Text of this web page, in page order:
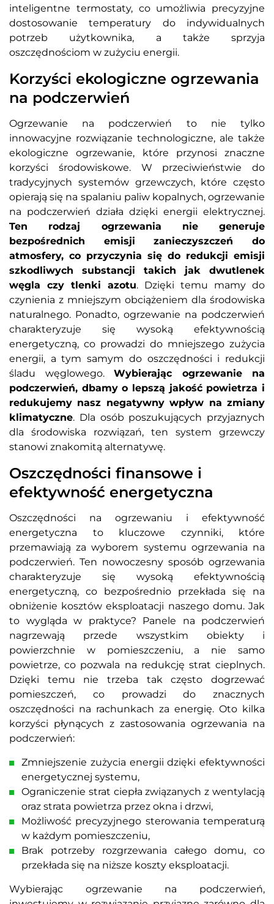
inteligentne termostaty, co umożliwia precyzyjne
dostosowanie temperatury do indywidualnych
potrzeb użytkownika, a także sprzyja
oszczędnościom w zużyciu energii.
Korzyści ekologiczne ogrzewania
na podczerwień
Ogrzewanie na podczerwień to nie tylko
innowacyjne rozwiązanie technologiczne, ale także
ekologiczne ogrzewanie, które przynosi znaczne
korzyści środowiskowe. W przeciwieństwie do
tradycyjnych systemów grzewczych, które często
opierają się na spalaniu paliw kopalnych, ogrzewanie
na podczerwień działa dzięki energii elektrycznej.
Ten rodzaj ogrzewania nie generuje
bezpośrednich emisji zanieczyszczeń do
atmosfery, co przyczynia się do redukcji emisji
szkodliwych substancji takich jak dwutlenek
węgla czy tlenki azotu. Dzięki temu mamy do
czynienia z mniejszym obciążeniem dla środowiska
naturalnego. Ponadto, ogrzewanie na podczerwień
charakteryzuje się wysoką efektywnością
energetyczną, co prowadzi do mniejszego zużycia
energii, a tym samym do oszczędności i redukcji
śladu węglowego. Wybierając ogrzewanie na
podczerwień, dbamy o lepszą jakość powietrza i
redukujemy nasz negatywny wpływ na zmiany
klimatyczne. Dla osób poszukujących przyjaznych
dla środowiska rozwiązań, ten system grzewczy
stanowi znakomitą alternatywę.
Oszczędności finansowe i
efektywność energetyczna
Oszczędności na ogrzewaniu i efektywność
energetyczna to kluczowe czynniki, które
przemawiają za wyborem systemu ogrzewania na
podczerwień. Ten nowoczesny sposób ogrzewania
charakteryzuje się wysoką efektywnością
energetyczną, co bezpośrednio przekłada się na
obniżenie kosztów eksploatacji naszego domu. Jak
to wygląda w praktyce? Panele na podczerwień
nagrzewają przede wszystkim obiekty i
powierzchnie w pomieszczeniu, a nie samo
powietrze, co pozwala na redukcję strat cieplnych.
Dzięki temu nie trzeba tak często dogrzewać
pomieszczeń, co prowadzi do znacznych
oszczędności na rachunkach za energię. Oto kilka
korzyści płynących z zastosowania ogrzewania na
podczerwień:
Zmniejszenie zużycia energii dzięki efektywności
energetycznej systemu,
Ograniczenie strat ciepła związanych z wentylacją
oraz strata powietrza przez okna i drzwi,
Możliwość precyzyjnego sterowania temperaturą
w każdym pomieszczeniu,
Brak potrzeby rozgrzewania całego domu, co
przekłada się na niższe koszty eksploatacji.
Wybierając ogrzewanie na podczerwień,